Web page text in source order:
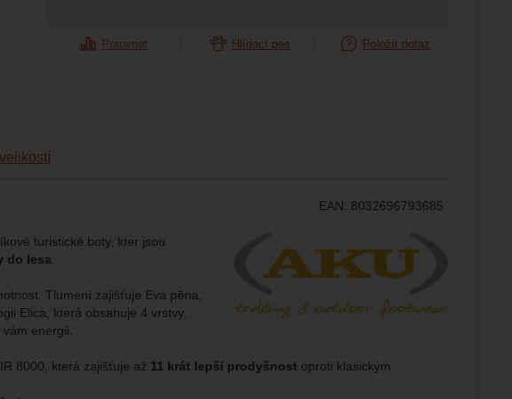
Porovnat Hlídací pes Položit dotaz
velikostí
EAN: 8032696793685
turistické boty, kter jsou
do lesa.
Tlumení zajišťuje Eva pěna,
Elica, která obsahuje 4 vrstvy,
energii.
8000, která zajišťuje až 11 krát lepší prodyšnost oproti klasickým